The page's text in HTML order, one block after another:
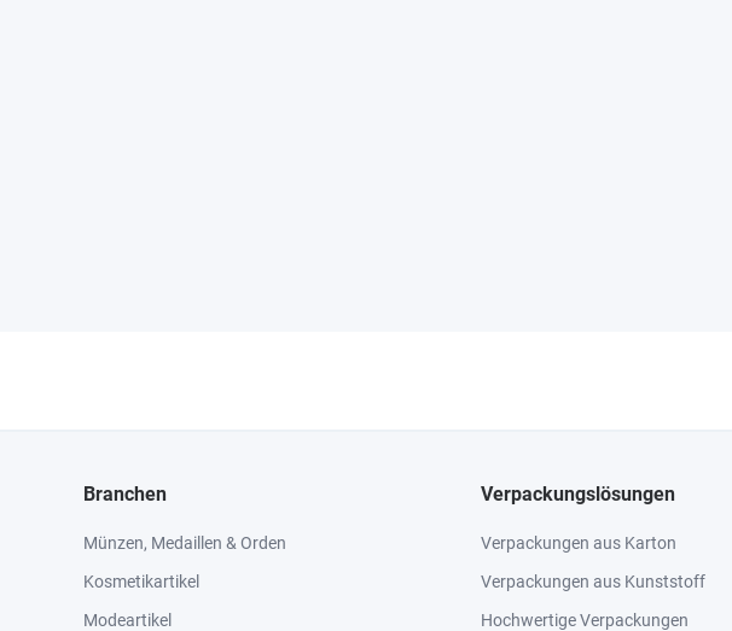
Branchen
Münzen, Medaillen & Orden
Kosmetikartikel
Modeartikel
Verpackungslösungen
Verpackungen aus Karton
Verpackungen aus Kunststoff
Hochwertige Verpackungen